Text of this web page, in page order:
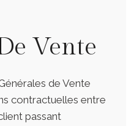
Vente
de Vente
contractuelles entre
passant